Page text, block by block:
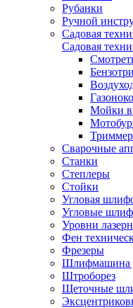
Рубанки
Ручной
Садовая
Садовая
Мойки
Сварочные
Станки
Степлеры
Стойки
Угловая
Угловые
Уровни
Фен
Фрезеры
Шлифмашина
Штроборез
Щеточные